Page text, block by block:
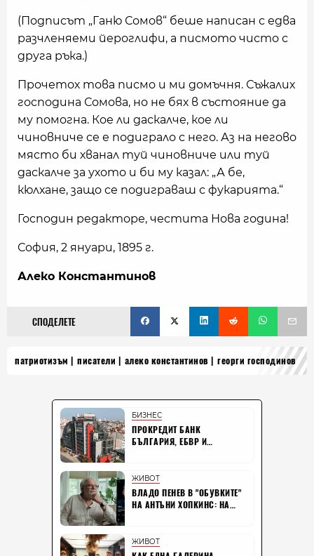
(Подписът „Ганю Сомов“ беше написан с едва
разчленяеми йероглифи, а писмото чисто с
друга ръка.)
Прочетох това писмо и ми домъчня. Съжалих
господина Сомова, но не бях в състояние да
му помогна. Кое ли даскалче, кое ли
чиновниче се е подиграло с него. Аз на негово
място би хванал туй чиновниче или туй
даскалче за ухото и би му казал: „А бе,
кюлхане, защо се подиграваш с фукарията.“
Господин редакторе, честита Нова година!
София, 2 януари, 1895 г.
Алеко Константинов
СПОДЕЛЕТЕ
патриотизъм писатели алеко константинов георги господинов